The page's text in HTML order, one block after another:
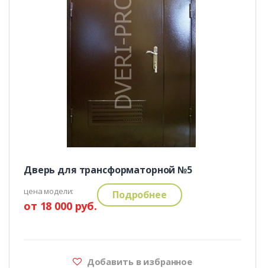
Дверь для трансформаторной №5
цена модели:
от 18 000 руб.
Подробнее
Добавить в избранное